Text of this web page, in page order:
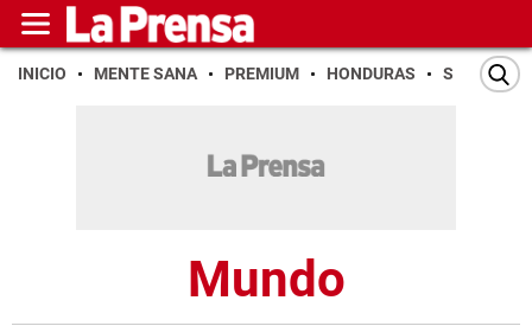
INICIO MENTE SANA PREMIUM HONDURAS SAN PEDRO
Mundo